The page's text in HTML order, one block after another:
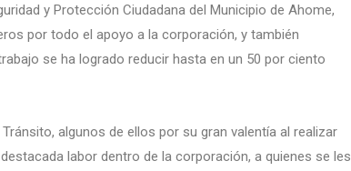
y Protección Ciudadana del Municipio de Ahome,
por todo el apoyo a la corporación, y también
se ha logrado reducir hasta en un 50 por ciento
algunos de ellos por su gran valentía al realizar
labor dentro de la corporación, a quienes se les